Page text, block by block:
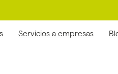
Servicios a empresas